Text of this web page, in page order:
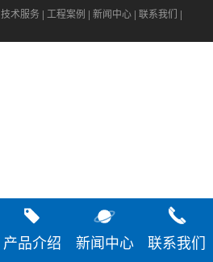
技术服务 | 工程案例 | 新闻中心 | 联系我们 |
产品介绍 新闻中心 联系我们